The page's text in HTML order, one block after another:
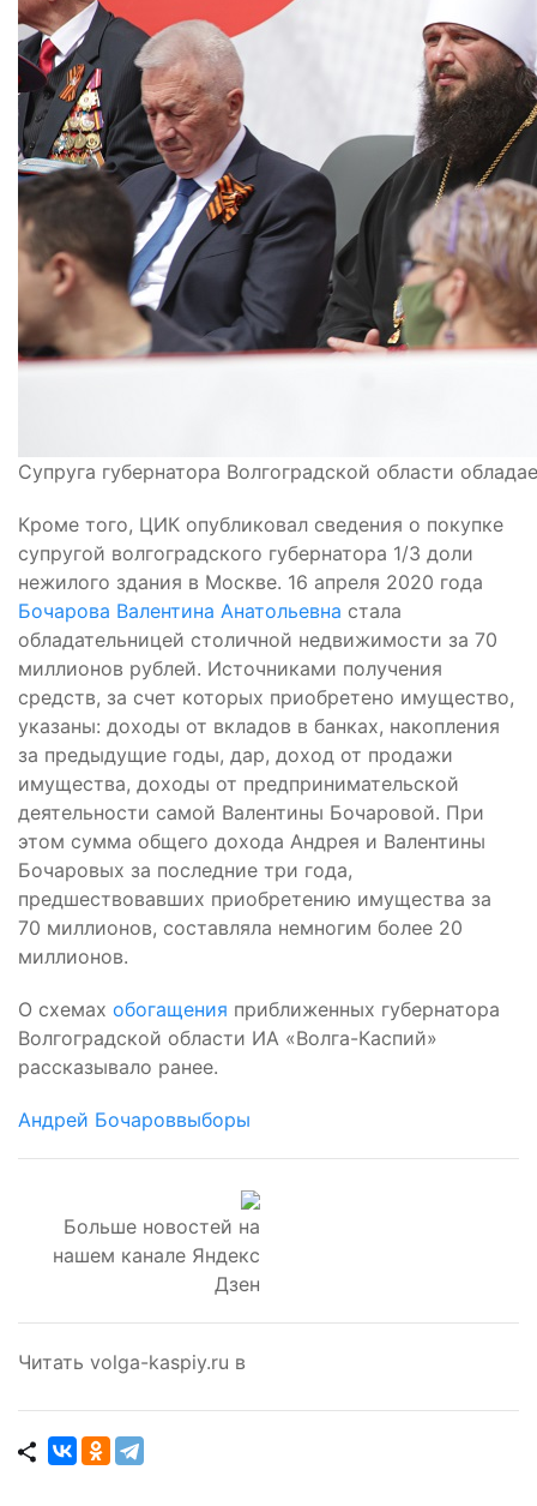
Супруга губернатора Волгоградской области
Кроме того, ЦИК опубликовал сведения о покупке
супругой волгоградского губернатора 1/3 доли
нежилого здания в Москве. 16 апреля 2020 года
Бочарова Валентина Анатольевна стала
обладательницей столичной недвижимости за 70
миллионов рублей. Источниками получения
средств, за счет которых приобретено имущество,
указаны: доходы от вкладов в банках, накопления
за предыдущие годы, дар, доход от продажи
имущества, доходы от предпринимательской
деятельности самой Валентины Бочаровой. При
этом сумма общего дохода Андрея и Валентины
Бочаровых за последние три года,
предшествовавших приобретению имущества за
70 миллионов, составляла немногим более 20
миллионов.
О схемах обогащения приближенных губернатора
Волгоградской области ИА «Волга-Каспий»
рассказывало ранее.
Андрей Бочароввыборы
Больше новостей на
нашем канале Яндекс
Дзен
Читать volga-kaspiy.ru в